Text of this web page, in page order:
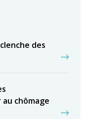
des
chômage